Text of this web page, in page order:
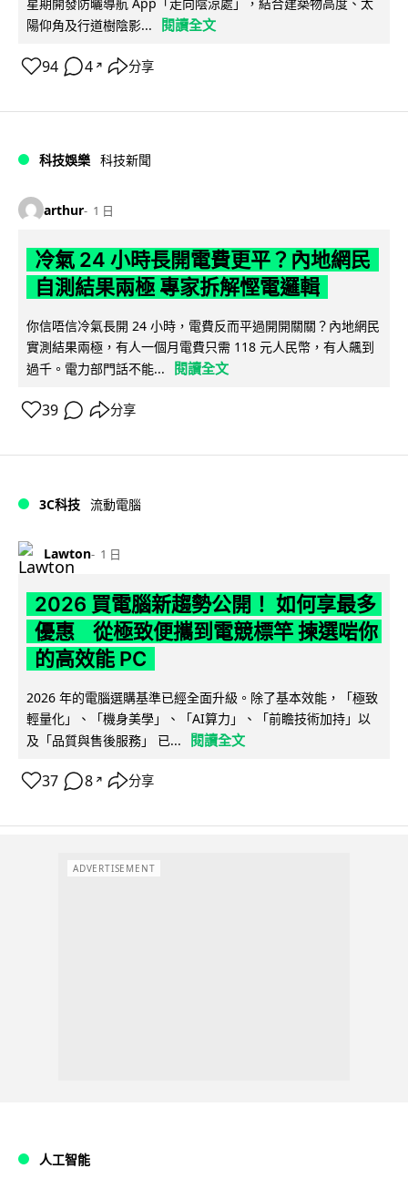
星期開發防曬導航 App「走向陰涼處」，結合建築物高度、太
陽仰角及行道樹陰影...
閱讀全文
94 4 ↗ 分享
科技娛樂 科技新聞
arthur 1 日
冷氣 24 小時長開電費更平？內地網民
自測結果兩極 專家拆解慳電邏輯
你信唔信冷氣長開 24 小時，電費反而平過開開關關？內地網民
實測結果兩極，有人一個月電費只需 118 元人民幣，有人飆到
過千。電力部門話不能...
閱讀全文
39 分享
3C科技 流動電腦
Lawton 1 日
2026 買電腦新趨勢公開！ 如何享最多
優惠 從極致便攜到電競標竿 揀選啱你
的高效能 PC
2026 年的電腦選購基準已經全面升級。除了基本效能，「極致
輕量化」、「機身美學」、「AI算力」、「前瞻技術加持」以
及「品質與售後服務」 已...
閱讀全文
37 8 ↗ 分享
ADVERTISEMENT
人工智能